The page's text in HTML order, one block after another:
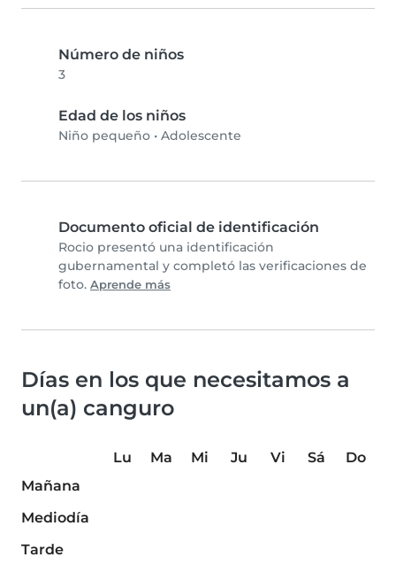
Número de niños
3
Edad de los niños
Niño pequeño • Adolescente
Documento oficial de identificación
Rocio presentó una identificación
gubernamental y completó las verificaciones de
foto. Aprende más
Días en los que necesitamos a
un(a) canguro
Lu Ma Mi Ju Vi Sá
Do
Mañana
Mediodía
Tarde